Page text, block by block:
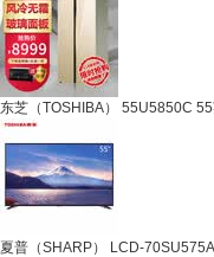
东芝（TOSHIBA） 55U5850C
夏普（SHARP） LCD-